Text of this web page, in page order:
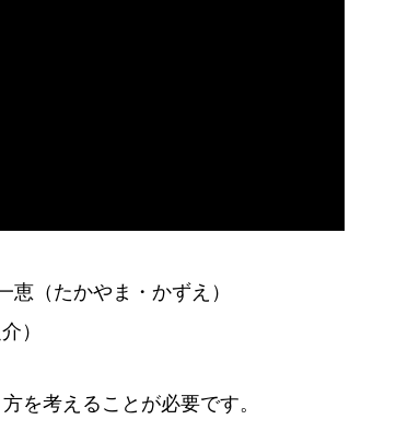
（たかやま・かずえ）
）
を考えることが必要です。